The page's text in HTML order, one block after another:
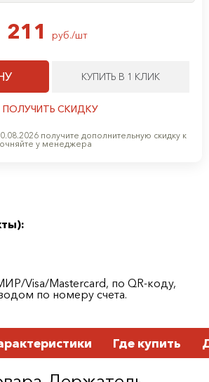
211 руб./шт
КУПИТЬ В 1 КЛИК
ПОЛУЧИТЬ СКИДКУ
получите дополнительную скидку к
у менеджера
):
Visa/Mastercard, по QR-коду,
по номеру счета.
Где купить